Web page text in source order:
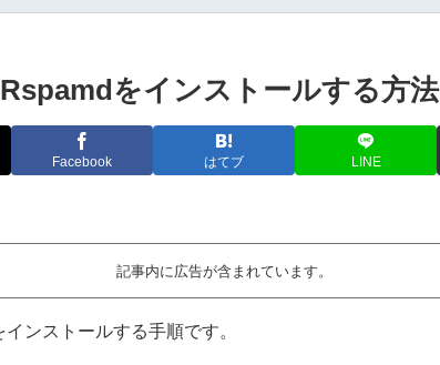
をインストールする方法
Facebook はてブ LINE
記事内に広告が含まれています。
ンストールする手順です。